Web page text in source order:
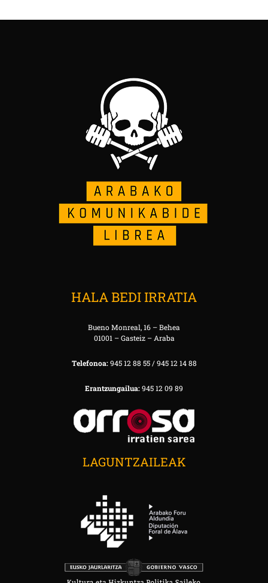
HALA BEDI IRRATIA
Bueno Monreal, 16 – Behea
01001 – Gasteiz – Araba
Telefonoa:945 12 88 55 / 945 12 14 88
Erantzungailua:945 12 09 89
LAGUNTZAILEAK